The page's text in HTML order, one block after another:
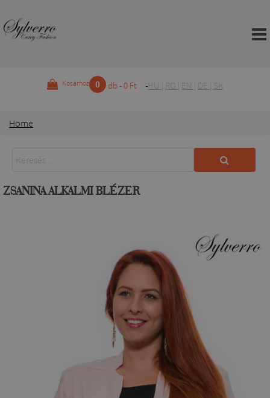
Kosárhoz 0 db - 0 Ft HU RO EN DE SK
Home
ZSANINA ALKALMI BLÉZER